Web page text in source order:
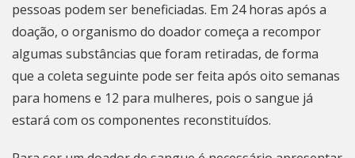
pessoas podem ser beneficiadas. Em 24 horas após a
doação, o organismo do doador começa a recompor
algumas substâncias que foram retiradas, de forma
que a coleta seguinte pode ser feita após oito semanas
para homens e 12 para mulheres, pois o sangue já
estará com os componentes reconstituídos.